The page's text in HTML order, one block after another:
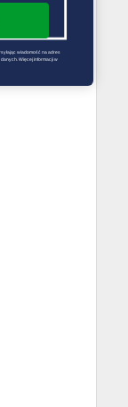
wiadomość na adres
Więcej informacji w